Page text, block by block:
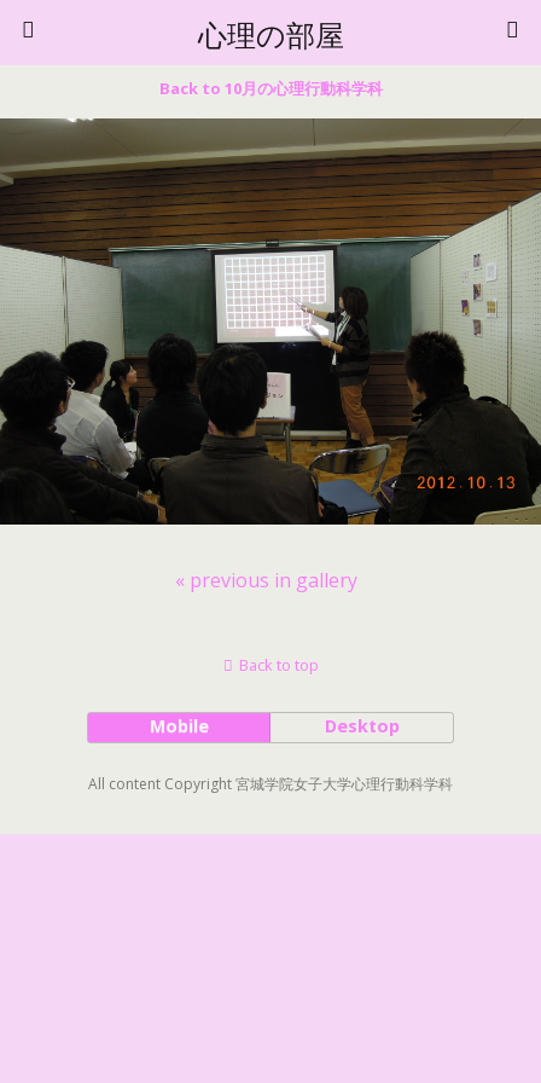
心理の部屋
Back to 10月の心理行動科学科
« previous in gallery
Back to top
Mobile Desktop
All content Copyright 宮城学院女子大学心理行動科学科